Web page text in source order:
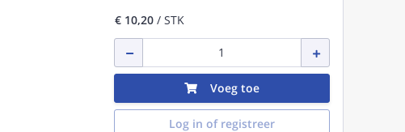
€ 10,20/ STK
Voeg toe
Log in of registreer